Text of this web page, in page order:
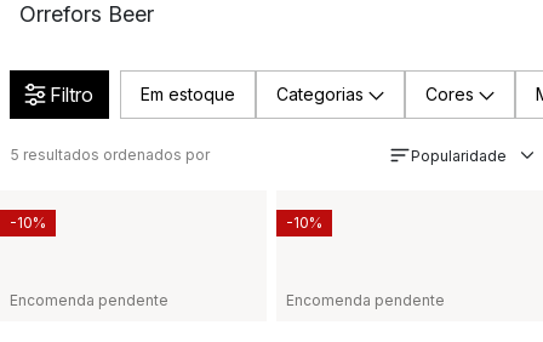
Orrefors Beer
Filtro Em estoque Categorias Cores
5 resultados ordenados por Popularidade
Encomenda pendente
-10%
Encomenda pendente
-10%